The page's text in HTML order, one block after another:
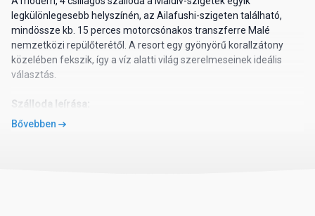
legkülönlegesebb helyszínén, az Ailafushi-szigeten található,
mindössze kb. 15 perces motorcsónakos transzferre Malé
nemzetközi repülőterétől. A resort egy gyönyörű korallzátony
közelében fekszik, így a víz alatti világ szerelmeseinek ideális
választás.
Szálloda leírása:
A 2022-ben megnyílt, fiatalos hangulatú üdülőhely az "Xperience"
Bővebben